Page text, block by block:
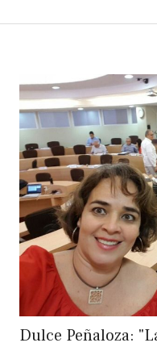
Dulce Peñaloza: